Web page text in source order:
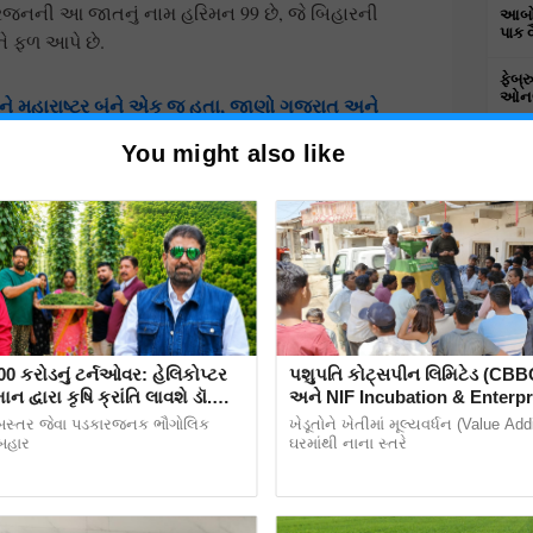
આ જાતનું નામ હરિમન 99 છે, જે બિહારની
ફળ આપે છે.
મહારાષ્ટ્ર બંને એક જ હતા, જાણો ગુજરાત અને
ઈતિહાસ
પાક
ખેતી
કામ
You might also like
કરોડનું ટર્નઓવર: હેલિકોપ્ટર
દ્વારા કૃષિ ક્રાંતિ લાવશે ડૉ.
જેવા પડકારજનક ભૌગોલિક
પશુપતિ કોટ્સપીન લિમિટેડ
અને NIF Incubation &
Council, ગાંધીનગરના સયુંકત
જંબુસર કિસાન FPO ખાતે યોજાયું
ખેડૂતોને ખેતીમાં મૂલ્યવર્ધન (Value
ઘરમાંથી નાના સ્તરે